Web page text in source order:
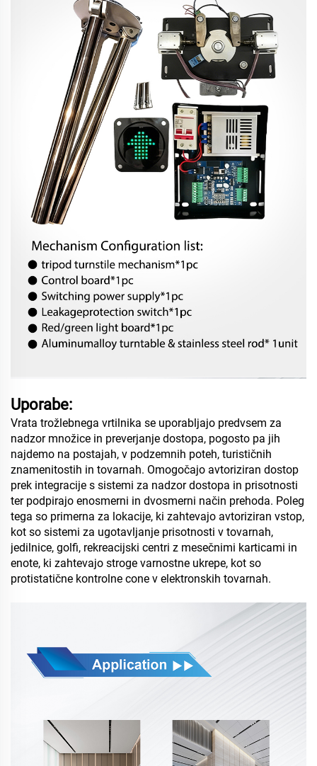
Uporabe:
Vrata trožlebnega vrtilnika se uporabljajo predvsem za
nadzor množice in preverjanje dostopa, pogosto pa jih
najdemo na postajah, v podzemnih poteh, turističnih
znamenitostih in tovarnah. Omogočajo avtoriziran dostop
prek integracije s sistemi za nadzor dostopa in prisotnosti
ter podpirajo enosmerni in dvosmerni način prehoda. Poleg
tega so primerna za lokacije, ki zahtevajo avtoriziran vstop,
kot so sistemi za ugotavljanje prisotnosti v tovarnah,
jedilnice, golfi, rekreacijski centri z mesečnimi karticami in
enote, ki zahtevajo stroge varnostne ukrepe, kot so
protistatične kontrolne cone v elektronskih tovarnah.